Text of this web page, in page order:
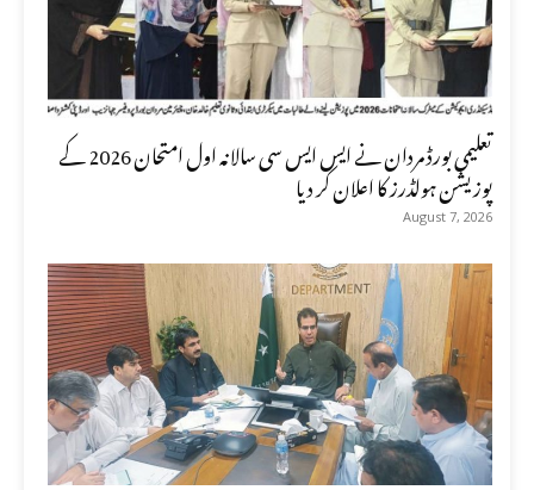
تعلیمی بورڈ مردان نے ایس ایس سی سالانہ اول امتحان 2026 کے
پوزیشن ہولڈرز کا اعلان کر دیا
August 7, 2026